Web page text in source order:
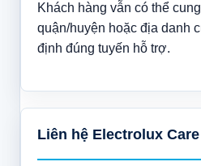
Khách hàng vẫn có thể
quận/huyện hoặc địa danh
định đúng tuyến hỗ trợ.
Liên hệ Electrolux Care